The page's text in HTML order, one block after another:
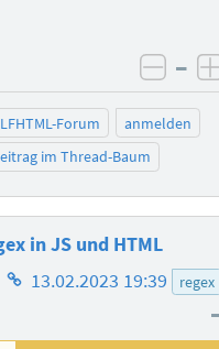
–
Forum
anmelden
im Thread-Baum
in JS und HTML
Homepage
Autors
13.02.2023 19:39 regex